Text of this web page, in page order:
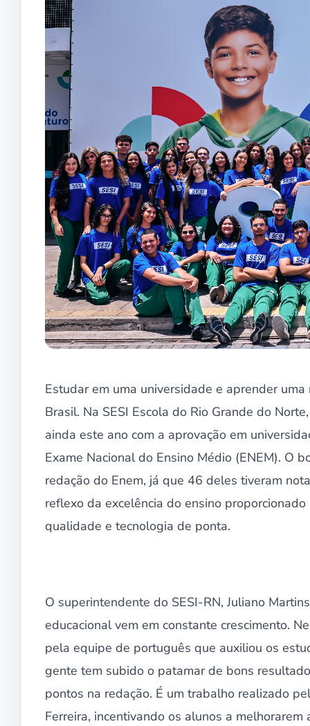
Estudar em uma universidade e aprender
Brasil. Na SESI Escola do Rio Grande do
ainda este ano com a aprovação em
Exame Nacional do Ensino Médio (ENEM). O
redação do Enem, já que 46 deles tiveram
reflexo da excelência do ensino
qualidade e tecnologia de ponta.
O superintendente do SESI-RN, Juliano
educacional vem em constante crescimento.
pela equipe de português que auxiliou os
gente tem subido o patamar de bons
pontos na redação. É um trabalho realizado
Ferreira, incentivando os alunos a